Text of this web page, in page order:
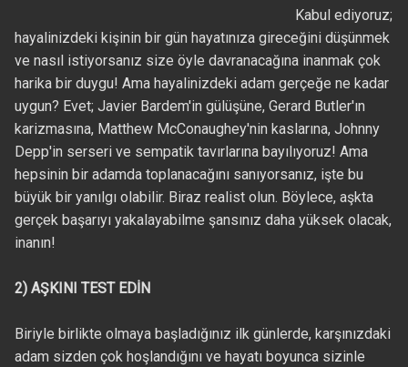
Kabul ediyoruz;
hayalinizdeki kişinin bir gün hayatınıza gireceğini düşünmek
ve nasıl istiyorsanız size öyle davranacağına inanmak çok
harika bir duygu! Ama hayalinizdeki adam gerçeğe ne kadar
uygun? Evet; Javier Bardem'in gülüşüne, Gerard Butler'ın
karizmasına, Matthew McConaughey'nin kaslarına, Johnny
Depp'in serseri ve sempatik tavırlarına bayılıyoruz! Ama
hepsinin bir adamda toplanacağını sanıyorsanız, işte bu
büyük bir yanılgı olabilir. Biraz realist olun. Böylece, aşkta
gerçek başarıyı yakalayabilme şansınız daha yüksek olacak,
inanın!
2) AŞKINI TEST EDİN
Biriyle birlikte olmaya başladığınız ilk günlerde, karşınızdaki
adam sizden çok hoşlandığını ve hayatı boyunca sizinle